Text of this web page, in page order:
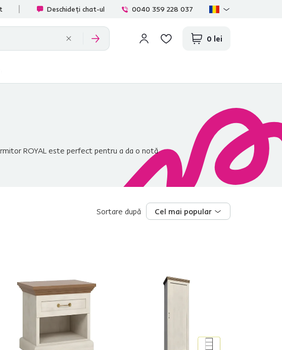
Deschideți chat-ul 0040 359 228 037
0 lei
ROYAL este perfect pentru a da o notă
în stil provensal cu ajutorul pieselor de
Cel mai popular
Sortare după Cel mai popular